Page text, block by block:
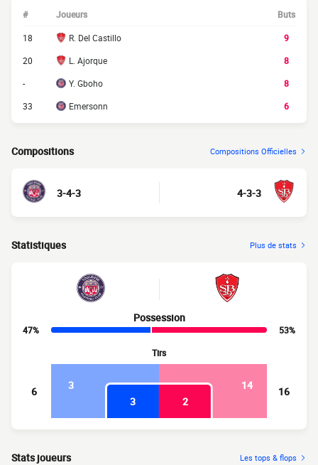
# Joueurs Buts
18 R. Del Castillo
9
20
L. Ajorque
8
-
Y. Gboho
8
33
Emersonn 6
Compositions Compositions Officielles
3-4-3 4-3-3
Statistiques Plus de stats
Possession
47%
53%
Tirs
6 3
14
3
2
16
Stats joueurs Les tops & flops